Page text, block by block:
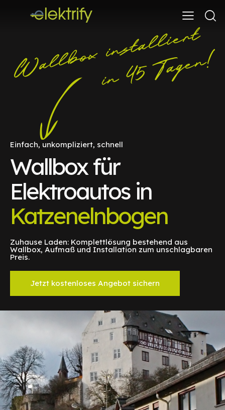
Einfach, unkompliziert, schnell
Wallbox für
Elektroautos in
Katzenelnbogen
Zuhause Laden: Komplettlösung bestehend aus
Wallbox, Aufmaß und Installation zum unschlagbaren
Preis.
Jetzt kostenloses Angebot sichern